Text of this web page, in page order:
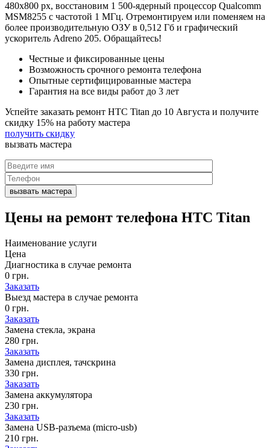
480x800 px, восстановим 1 500-ядерный процессор Qualcomm
MSM8255 с частотой 1 МГц. Отремонтируем или поменяем на
более производительную ОЗУ в 0,512 Гб и графический
ускоритель Adreno 205. Обращайтесь!
Честные и фиксированные цены
Возможность срочного ремонта телефона
Опытные сертифицированные мастера
Гарантия на все виды работ до 3 лет
Успейте заказать ремонт HTC Titan до 10 Августа и получите
скидку 15% на работу мастера
получить скидку
вызвать мастера
Цены на ремонт телефона HTC Titan
Наименование услуги
Цена
Диагностика в случае ремонта
0 грн.
Заказать
Выезд мастера в случае ремонта
0 грн.
Заказать
Замена стекла, экрана
280 грн.
Заказать
Замена дисплея, тачскрина
330 грн.
Заказать
Замена аккумулятора
230 грн.
Заказать
Замена USB-разъема (micro-usb)
210 грн.